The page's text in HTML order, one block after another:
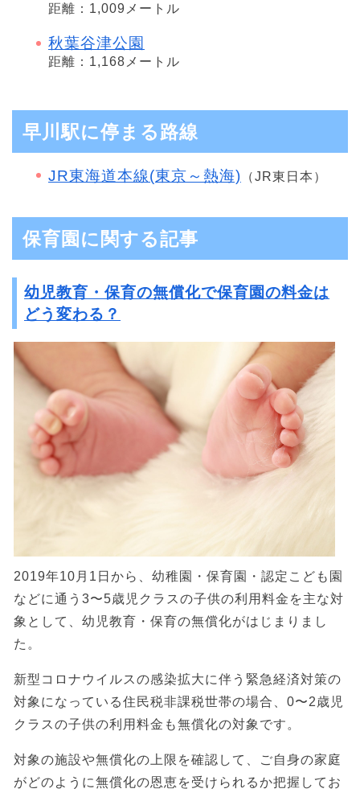
距離：1,009メートル
秋葉谷津公園
距離：1,168メートル
早川駅に停まる路線
JR東海道本線(東京～熱海) （JR東日本）
保育園に関する記事
幼児教育・保育の無償化で保育園の料金は
どう変わる？
2019年10月1日から、幼稚園・保育園・認定こども園
などに通う3〜5歳児クラスの子供の利用料金を主な対
象として、幼児教育・保育の無償化がはじまりまし
た。
新型コロナウイルスの感染拡大に伴う緊急経済対策の
対象になっている住民税非課税世帯の場合、0〜2歳児
クラスの子供の利用料金も無償化の対象です。
対象の施設や無償化の上限を確認して、ご自身の家庭
がどのように無償化の恩恵を受けられるか把握してお